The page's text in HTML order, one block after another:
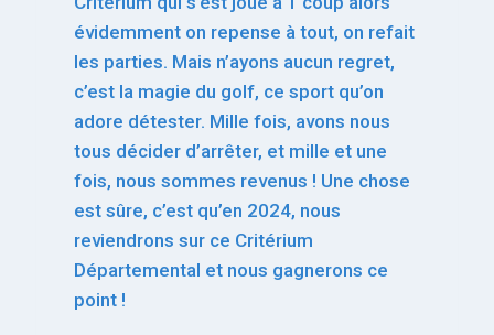
évidemment on repense à tout, on refait
les parties. Mais n’ayons aucun regret,
c’est la magie du golf, ce sport qu’on
adore détester. Mille fois, avons nous
tous décider d’arrêter, et mille et une
fois, nous sommes revenus ! Une chose
est sûre, c’est qu’en 2024, nous
reviendrons sur ce Critérium
Départemental et nous gagnerons ce
point !